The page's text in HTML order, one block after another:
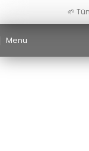
🌱
Menu